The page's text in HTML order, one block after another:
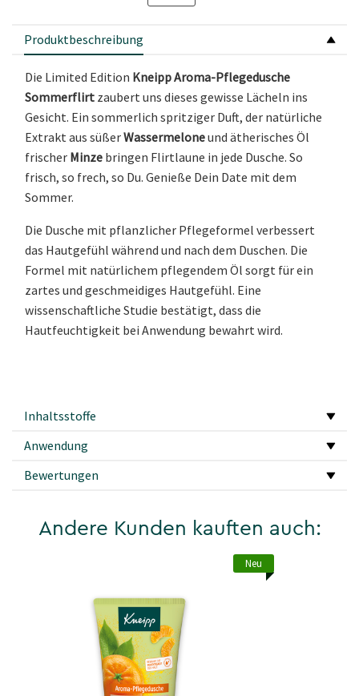
Produktbeschreibung
Die Limited Edition Kneipp Aroma-Pflegedusche
Sommerflirt zaubert uns dieses gewisse Lächeln ins
Gesicht. Ein sommerlich spritziger Duft, der natürliche
Extrakt aus süßerWassermeloneund ätherisches Öl
frischer Minze bringen Flirtlaune in jede Dusche. So
frisch, so frech, so Du. Genieße Dein Date mit dem
Sommer.
Die Dusche mit pflanzlicher Pflegeformel verbessert
das Hautgefühl während und nach dem Duschen. Die
Formel mit natürlichem pflegendem Öl sorgt für ein
zartes und geschmeidiges Hautgefühl. Eine
wissenschaftliche Studie bestätigt, dass die
Hautfeuchtigkeit bei Anwendung bewahrt wird.
Inhaltsstoffe
Anwendung
Bewertungen
Andere Kunden kauften auch:
Neu